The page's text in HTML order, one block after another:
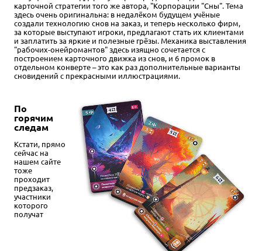
карточной стратегии того же автора, "Корпорации "Сны". Тема
здесь очень оригинальна: в недалёком будущем учёные
создали технологию снов на заказ, и теперь несколько фирм,
за которые выступают игроки, предлагают стать их клиентами
и заплатить за яркие и полезные грёзы. Механика выставления
"рабочих-онейромантов" здесь изящно сочетается с
построением карточного движка из снов, и 6 промок в
отдельном конверте – это как раз дополнительные варианты
сновидений с прекрасными иллюстрациями.
По
горячим
следам
Кстати, прямо
сейчас на
нашем сайте
тоже
проходит
предзаказ,
участники
которого
получат